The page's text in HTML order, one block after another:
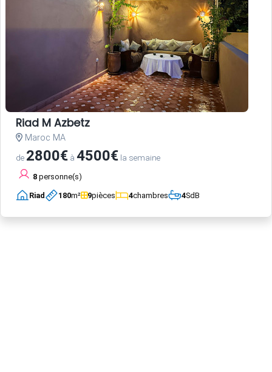
Riad M Azbetz
Maroc MA
de 2800€ à 4500€ la semaine
8 personne(s)
Riad 180m² 9pièces 4chambres 4SdB